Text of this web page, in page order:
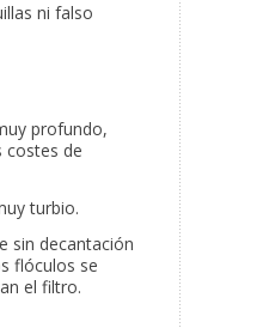
ni falso
profundo,
costes de
turbio.
sin decantación
flóculos se
el filtro.